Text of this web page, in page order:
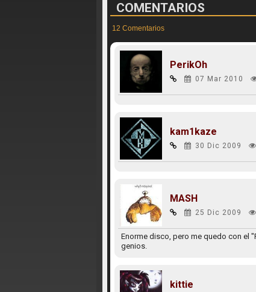
COMENTARIOS
12 Comentarios
PerikOh
07 Mar 2010
kam1kaze
30 Dic 2009
MASH
25 Dic 2009
Enorme disco, pero me quedo con el
genios.
kittie